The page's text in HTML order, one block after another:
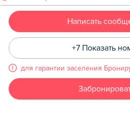
Написать
+7 Показать
для гарантии заселения